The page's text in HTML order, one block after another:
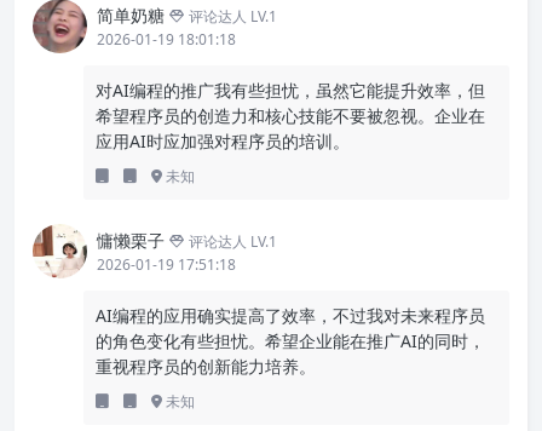
简单奶糖
评论达人 LV.1
2026-01-19 18:01:18
对AI编程的推广我有些担忧，虽然它能提升效率，但
希望程序员的创造力和核心技能不要被忽视。企业在
应用AI时应加强对程序员的培训。
未知
慵懒栗子
评论达人 LV.1
2026-01-19 17:51:18
AI编程的应用确实提高了效率，不过我对未来程序员
的角色变化有些担忧。希望企业能在推广AI的同时，
重视程序员的创新能力培养。
未知